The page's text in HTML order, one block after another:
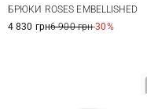
БРЮКИ ROSES EMBELLISHED
4 830 грн6 900 грн-30%